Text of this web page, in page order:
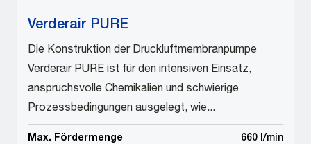
Verderair PURE
Die Konstruktion der Druckluftmembranpumpe
Verderair PURE ist für den intensiven Einsatz,
anspruchsvolle Chemikalien und schwierige
Prozessbedingungen ausgelegt, wie...
Max. Fördermenge 660 l/min